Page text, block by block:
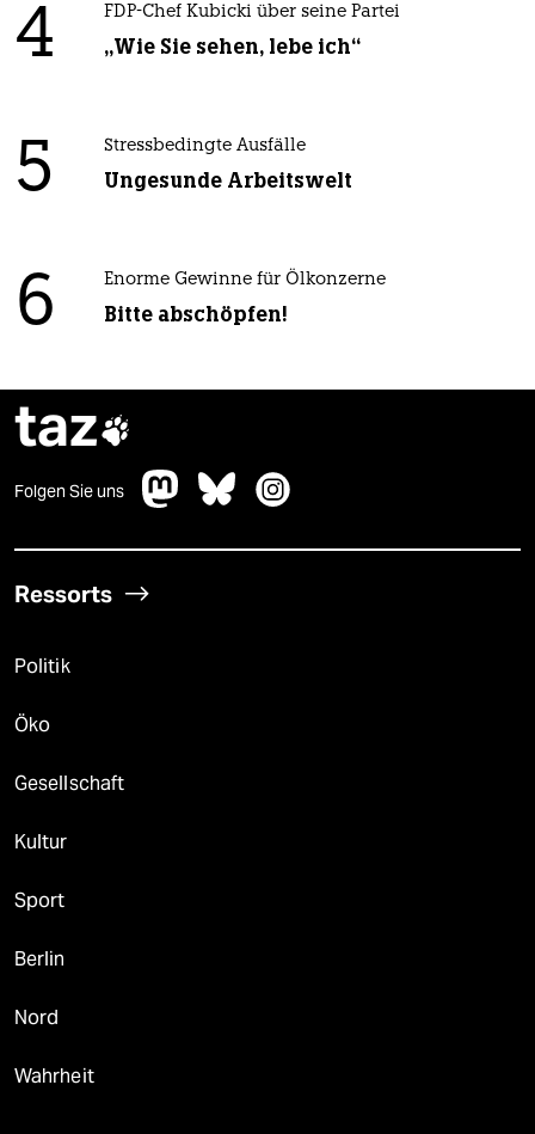
4 FDP-Chef Kubicki über seine Partei
„Wie Sie sehen, lebe ich“
5 Stressbedingte Ausfälle
Ungesunde Arbeitswelt
6 Enorme Gewinne für Ölkonzerne
Bitte abschöpfen!
taz
Folgen Sie uns
Ressorts
Politik
Öko
Gesellschaft
Kultur
Sport
Berlin
Nord
Wahrheit